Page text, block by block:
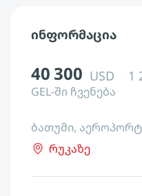
ინფორმაცია
40 300 USD 1
GEL-ში ჩვენება
ბათუმი,
რუკაზე